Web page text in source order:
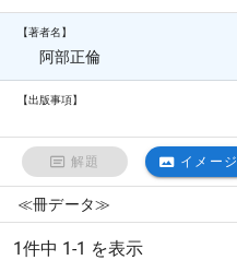
【著者名】
阿部正倫
【出版事項】
解題 イメージ
≪冊データ≫
1件中 1-1 を表示